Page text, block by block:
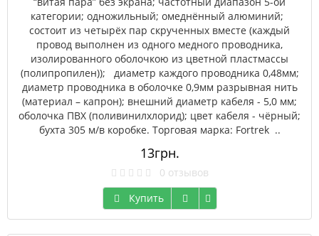
категории; одножильный; омеднённый алюминий;
состоит из четырёх пар скрученных вместе (каждый
провод выполнен из одного медного проводника,
изолированного оболочкою из цветной пластмассы
(полипропилен)); диаметр каждого проводника 0,48мм;
диаметр проводника в оболочке 0,9мм разрывная нить
(материал – капрон); внешний диаметр кабеля - 5,0 мм;
оболочка ПВХ (поливинилхлорид); цвет кабеля - чёрный;
бухта 305 м/в коробке. Торговая марка: Fortrek ..
13грн.
0 отзывов
Купить